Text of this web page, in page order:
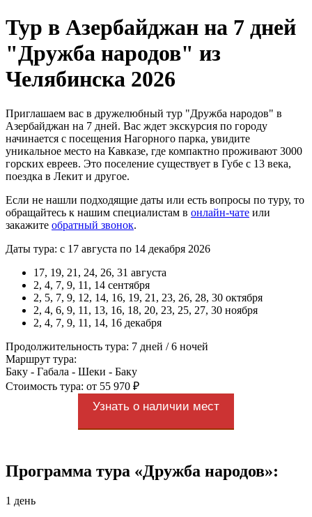
Тур в Азербайджан на 7 дней
"Дружба народов" из
Челябинска 2026
Приглашаем вас в дружелюбный тур "Дружба народов" в
Азербайджан на 7 дней. Вас ждет экскурсия по городу
начинается с посещения Нагорного парка, увидите
уникальное место на Кавказе, где компактно проживают 3000
горских евреев. Это поселение существует в Губе с 13 века,
поездка в Лекит и другое.
Если не нашли подходящие даты или есть вопросы по туру, то
обращайтесь к нашим специалистам в онлайн-чате или
закажите обратный звонок.
Даты тура: с 17 августа по 14 декабря 2026
17, 19, 21, 24, 26, 31 августа
2, 4, 7, 9, 11, 14 сентября
2, 5, 7, 9, 12, 14, 16, 19, 21, 23, 26, 28, 30 октября
2, 4, 6, 9, 11, 13, 16, 18, 20, 23, 25, 27, 30 ноября
2, 4, 7, 9, 11, 14, 16 декабря
Продолжительность тура: 7 дней / 6 ночей
Маршрут тура:
Баку - Габала - Шеки - Баку
Стоимость тура: от 55 970 ₽
Узнать о наличии мест
Программа тура «Дружба народов»:
1 день